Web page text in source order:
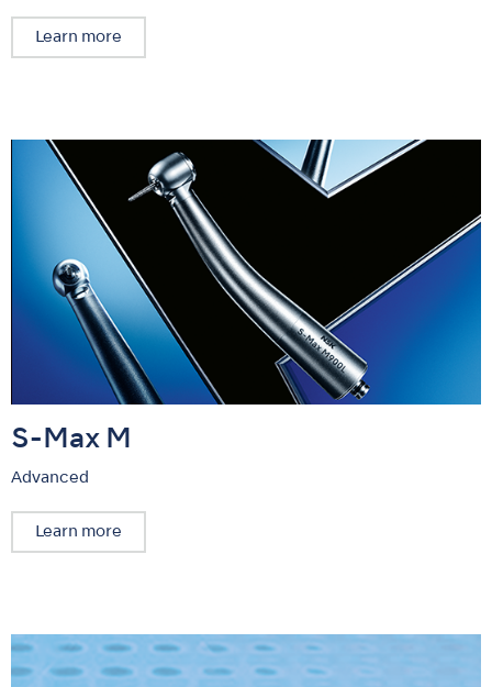
Learn more
S-Max M
Advanced
Learn more